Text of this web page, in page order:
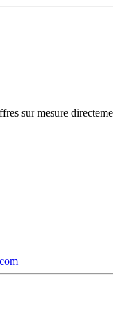
sur mesure